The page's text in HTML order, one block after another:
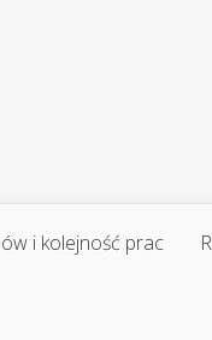
i kolejność prac